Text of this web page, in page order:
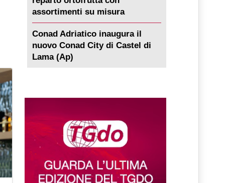
assortimenti su misura
Conad Adriatico inaugura il
nuovo Conad City di Castel di
Lama (Ap)